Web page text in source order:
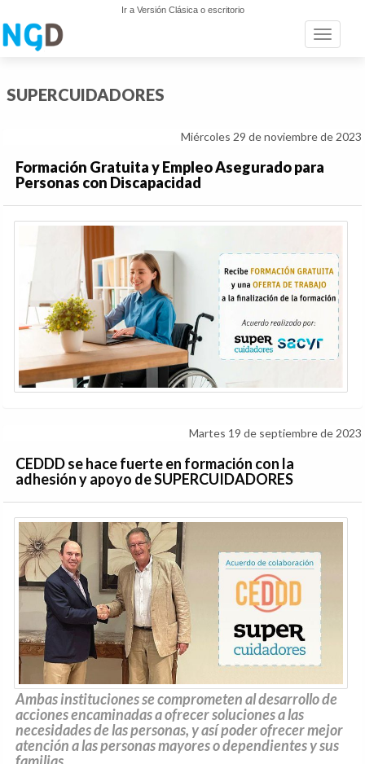
Ir a Versión Clásica o escritorio
Toggle
SUPERCUIDADORES
Miércoles 29 de noviembre de 2023
Formación Gratuita y Empleo Asegurado para
Personas con Discapacidad
Martes 19 de septiembre de 2023
CEDDD se hace fuerte en formación con la
adhesión y apoyo deSUPERCUIDADORES
Ambas instituciones se comprometen al desarrollo de
acciones encaminadas a ofrecer soluciones a las
necesidades de las personas, y así poder ofrecer mejor
atención a las personas mayores o dependientes y sus